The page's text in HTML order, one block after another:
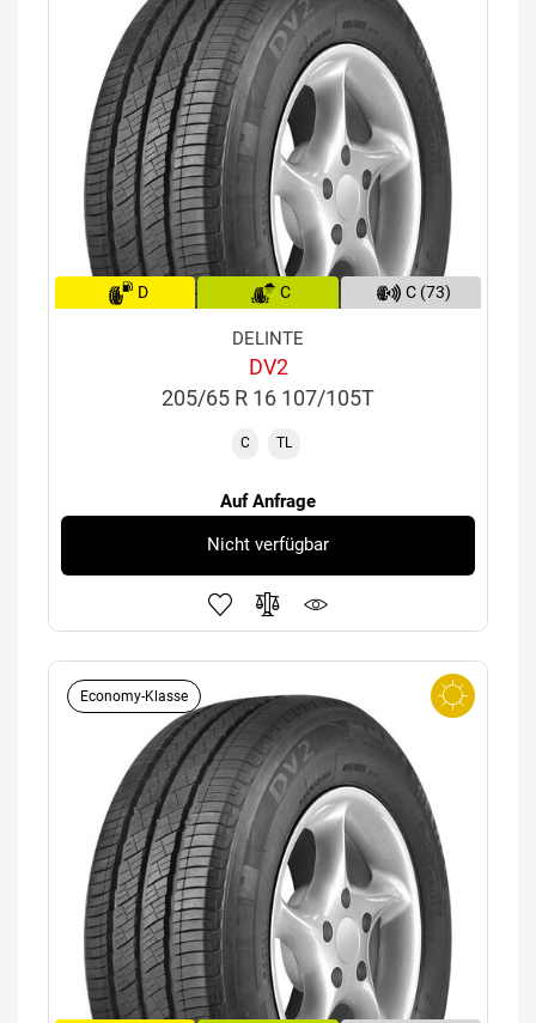
D C C (73)
DELINTE
DV2
205/65 R 16 107/105T
C TL
Auf Anfrage
Nicht verfügbar
Economy-Klasse